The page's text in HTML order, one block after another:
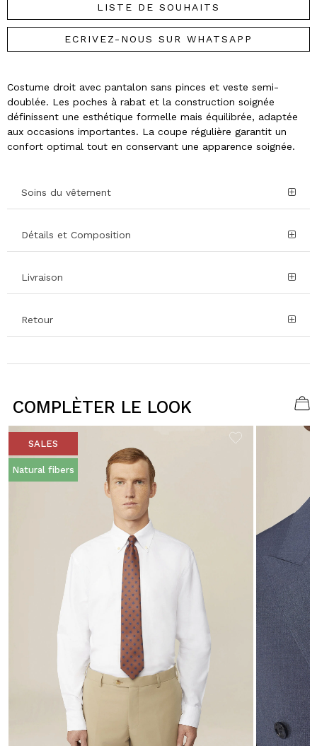
LISTE DE SOUHAITS
ECRIVEZ-NOUS SUR WHATSAPP
Costume droit avec pantalon sans pinces et veste semi-
doublée. Les poches à rabat et la construction soignée
définissent une esthétique formelle mais équilibrée, adaptée
aux occasions importantes. La coupe régulière garantit un
confort optimal tout en conservant une apparence soignée.
Soins du vêtement
Détails et Composition
Livraison
Retour
COMPLÈTER LE LOOK
SALES
Natural fibers